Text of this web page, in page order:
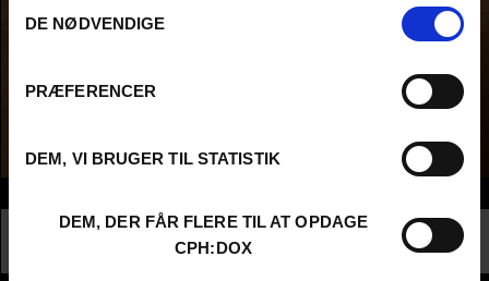
DE NØDVENDIGE
PRÆFERENCER
DEM, VI BRUGER TIL STATISTIK
DEM, DER FÅR FLERE TIL AT OPDAGE
CPH:DOX
Nationalitet
United States
Higher Education - Student